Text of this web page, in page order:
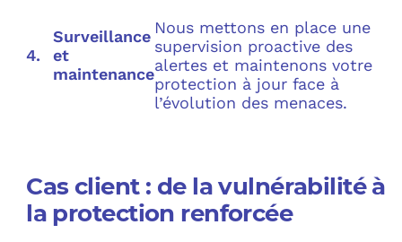
Surveillance
et
maintenance
Nous mettons en place une
supervision proactive des
alertes et maintenons votre
protection à jour face à
l’évolution des menaces.
Cas client : de la vulnérabilité à
la protection renforcée